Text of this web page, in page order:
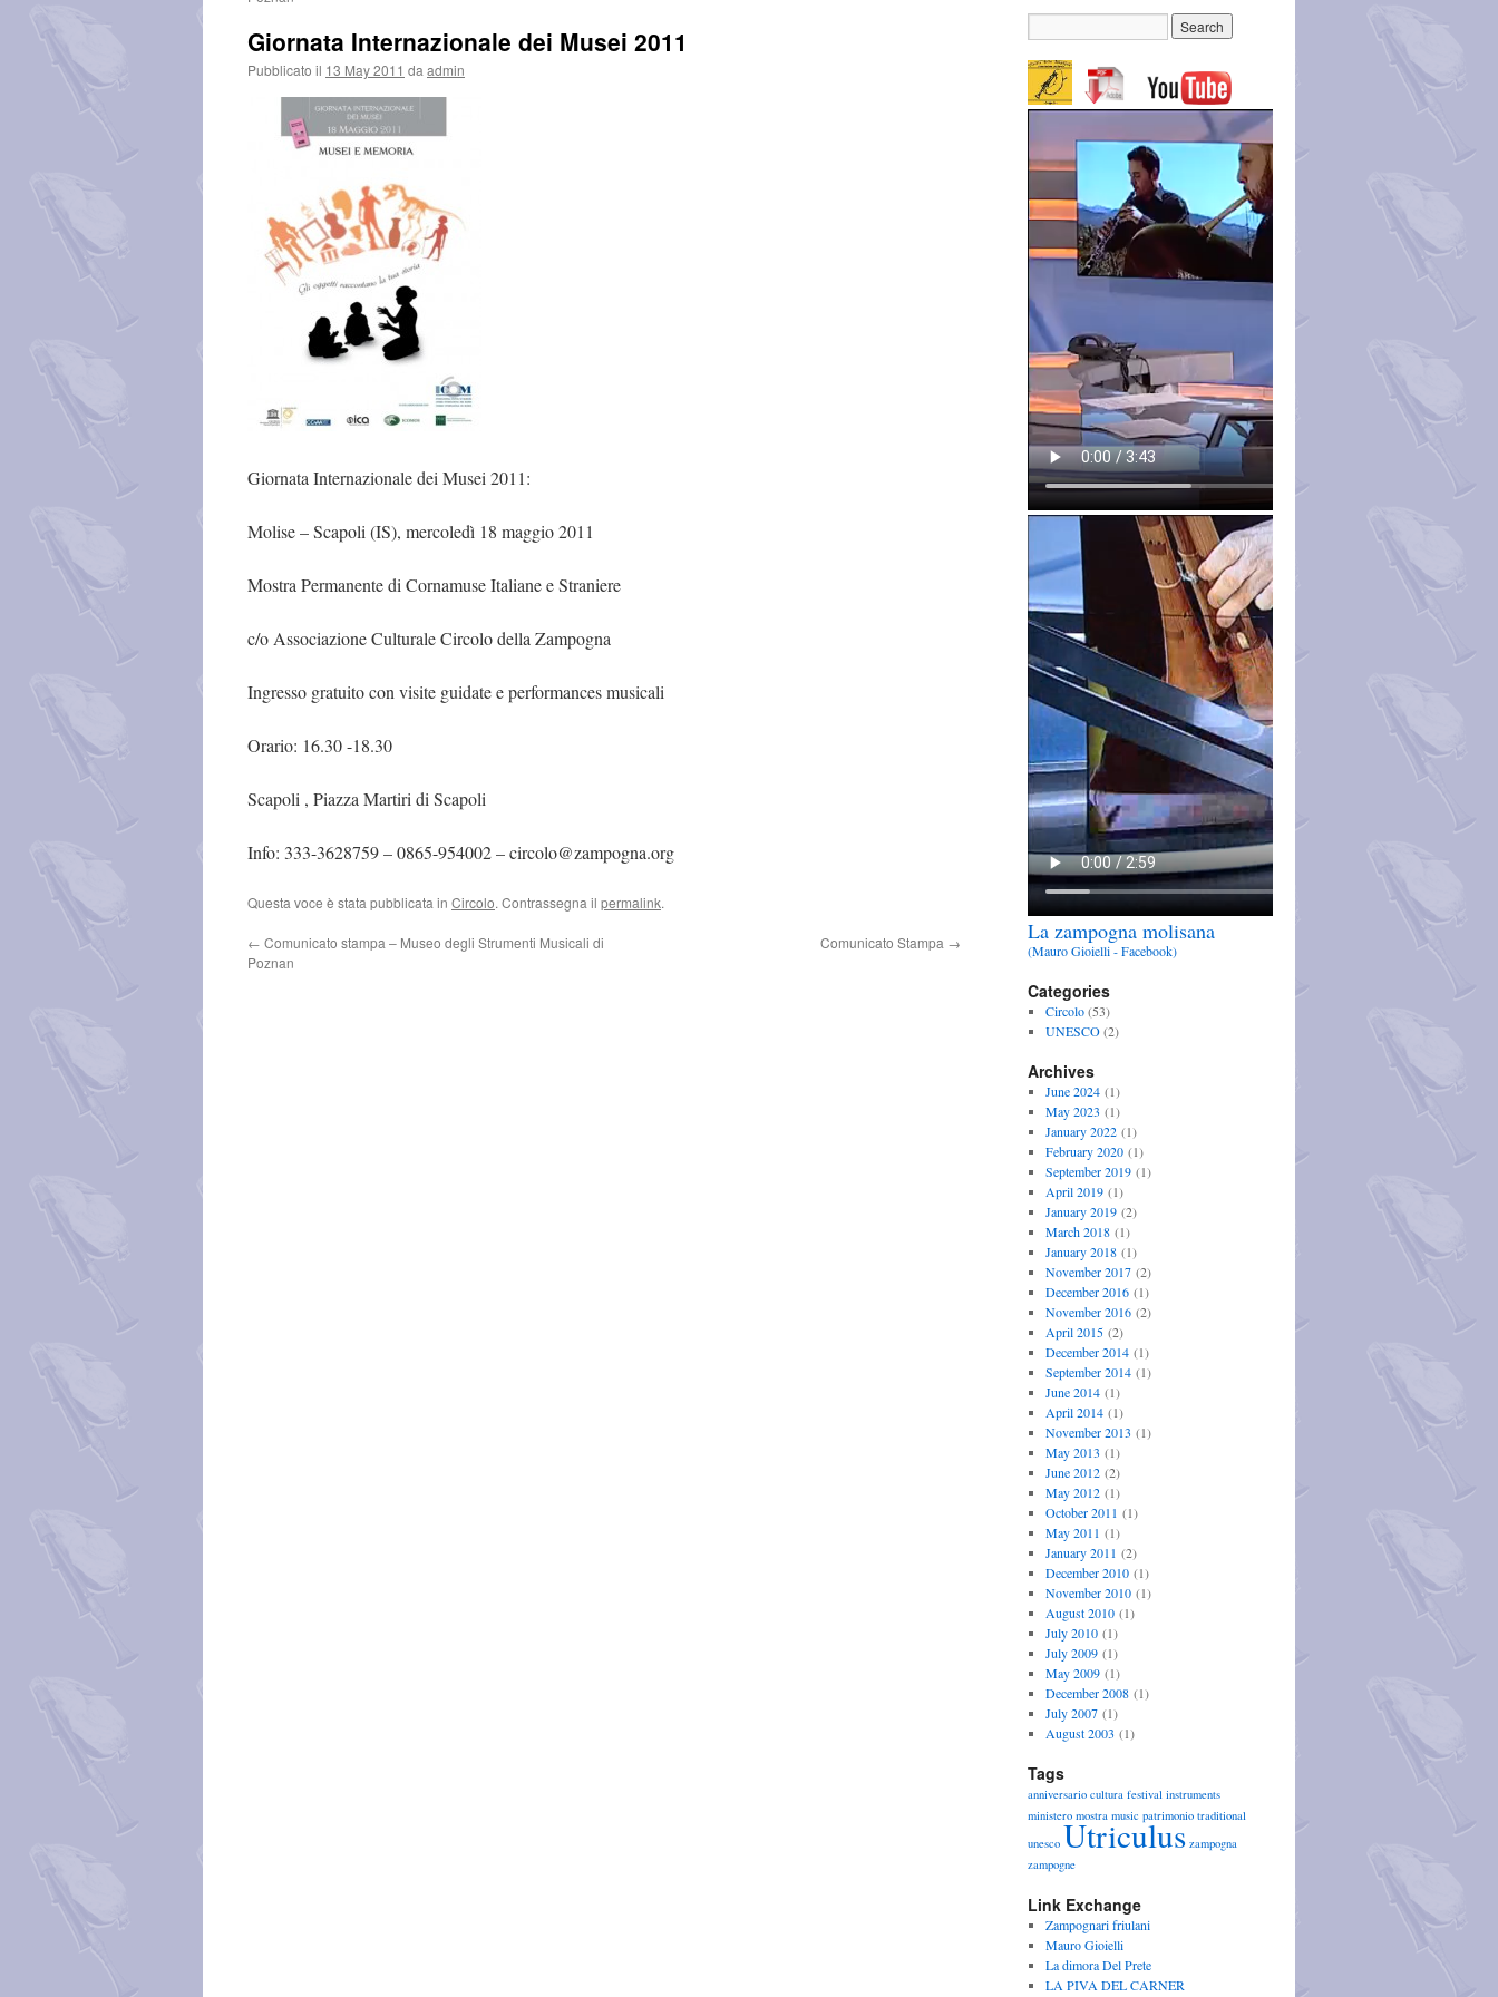
Giornata Internazionale dei Musei 2011
Pubblicato il 13 May 2011 da admin
Giornata Internazionale dei Musei 2011:
Molise – Scapoli (IS), mercoledì 18 maggio 2011
Mostra Permanente di Cornamuse Italiane e Straniere
c/o Associazione Culturale Circolo della Zampogna
Ingresso gratuito con visite guidate e performances musicali
Orario: 16.30 -18.30
Scapoli , Piazza Martiri di Scapoli
Info: 333-3628759 – 0865-954002 – circolo@zampogna.org
Questa voce è stata pubblicata in Circolo. Contrassegna il permalink.
← Comunicato stampa – Museo degli Strumenti Musicali di
Poznan
Comunicato Stampa → La zampogna molisana
(Mauro Gioielli - Facebook)
Categories
Circolo(53)
UNESCO(2)
Archives
June 2024(1)
May 2023 (1)
January 2022(1)
February 2020(1)
September 2019(1)
April 2019(1)
January 2019(2)
March 2018(1)
January 2018(1)
November 2017(2)
December 2016(1)
November 2016(2)
April 2015(2)
December 2014(1)
September 2014(1)
June 2014(1)
April 2014(1)
November 2013 (1)
May 2013 (1)
June 2012(2)
May 2012(1)
October 2011 (1)
May 2011 (1)
January 2011 (2)
December 2010(1)
November 2010(1)
August 2010(1)
July 2010(1)
July 2009(1)
May 2009(1)
December 2008(1)
July 2007(1)
August 2003 (1)
Tags
anniversario cultura festival instruments
ministero mostra music patrimonio traditional
unesco Utriculus zampogna
zampogne
Link Exchange
Zampognari friulani
Mauro Gioielli
La dimora Del Prete
LA PIVA DEL CARNER